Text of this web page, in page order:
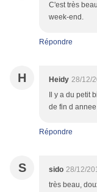
C'est très
week-end.
Répondre
H Heidy 28/12/
Il y a du petit
de fin d
Répondre
S sido 28/12/
très beau,